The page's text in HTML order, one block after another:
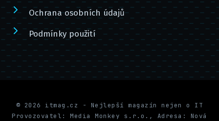
Ochrana osobních údajů
Podmínky použití
© 2026 itmag.cz - Nejlepší magazín nejen o IT
Provozovatel: Media Monkey s.r.o., Adresa: Nová